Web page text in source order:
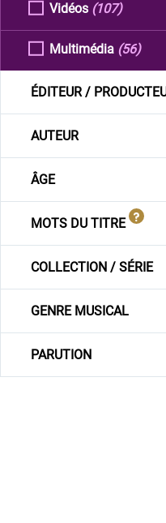
Vidéos (107)
Multimédia (56)
ÉDITEUR /
AUTEUR
ÂGE
MOTS DU TITRE
COLLECTION / SÉRIE
GENRE MUSICAL
PARUTION